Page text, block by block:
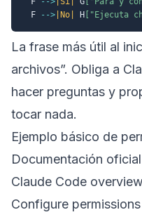
  F
--> |No| H ["Ejecuta
La frase más útil al
archivos”. Obliga a
hacer preguntas y
tocar nada.
Ejemplo básico de
Documentación
Claude Code overview
Configure permissions